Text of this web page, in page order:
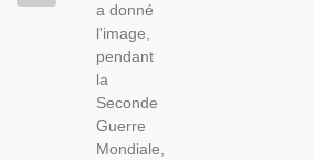
a donné
l'image,
pendant
la
Seconde
Guerre
Mondiale,